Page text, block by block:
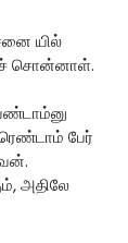
யில்
சொன்னாள்.
பேர்
அதிலே